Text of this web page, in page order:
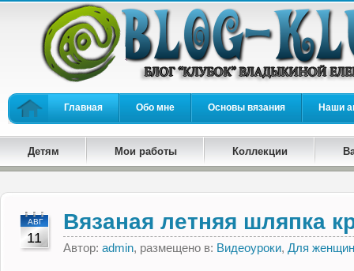
Главная Обо мне Основы вязания Наши
Детям Мои работы Коллекции
АВГ
11
Вязаная летняя шляпка
Автор: admin, размещено в: Видеоуроки, Для женщин